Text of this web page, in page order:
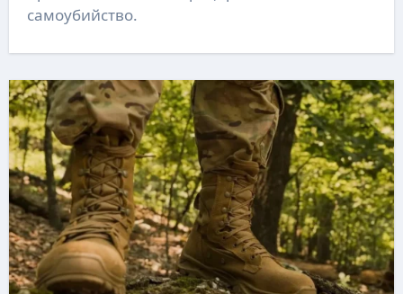
самоубийство.